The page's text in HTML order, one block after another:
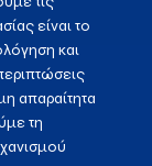
είναι το
και
απαραίτητα
τη